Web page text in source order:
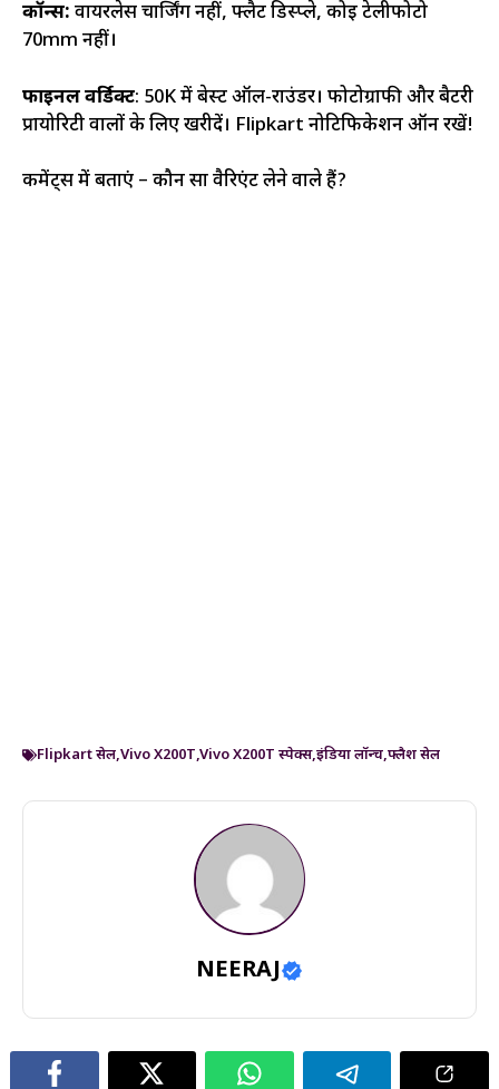
कॉन्स: वायरलेस चार्जिंग नहीं, फ्लैट डिस्प्ले, कोई टेलीफोटो
70mm नहीं।
फाइनल वर्डिक्ट: ₹50K में बेस्ट ऑल-राउंडर। फोटोग्राफी और बैटरी
प्रायोरिटी वालों के लिए खरीदें। Flipkart नोटिफिकेशन ऑन रखें!
कमेंट्स में बताएं – कौन सा वैरिएंट लेने वाले हैं?
Flipkart सेल,Vivo X200T,Vivo X200T स्पेक्स,इंडिया लॉन्च,फ्लैश सेल
NEERAJ